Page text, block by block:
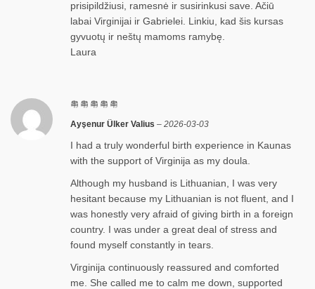
prisipildžiusi, ramesnė ir susirinkusi save. Ačiū
labai Virginijai ir Gabrielei. Linkiu, kad šis kursas
gyvuotų ir neštų mamoms ramybę.
Laura
Ayşenur Ülker Valius – 2026-03-03
I had a truly wonderful birth experience in Kaunas
with the support of Virginija as my doula.
Although my husband is Lithuanian, I was very
hesitant because my Lithuanian is not fluent, and I
was honestly very afraid of giving birth in a foreign
country. I was under a great deal of stress and
found myself constantly in tears.
Virginija continuously reassured and comforted
me. She called me to calm me down, supported